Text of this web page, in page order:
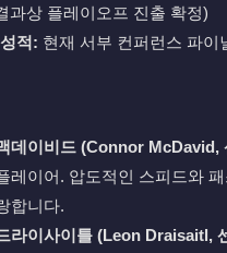
과상 플레이오프 진출 확정)
적: 현재 서부 컨퍼런스 파이
데이비드 (Connor McDavid,
레이어. 압도적인 스피드와
합니다.
라이사이틀 (Leon Draisaitl,